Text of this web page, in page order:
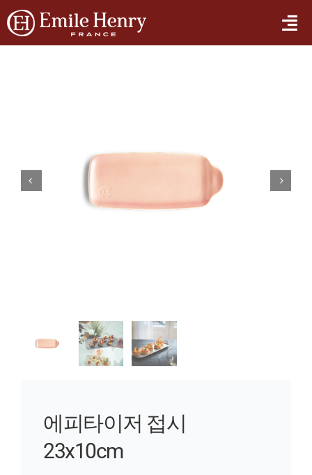
Skip
to
content
관리 및 사용법
매장안내
 
에피타이저 접시
23x10cm